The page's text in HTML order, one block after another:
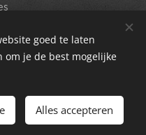
winkelwagen
goed te laten
je de best mogelijke
Alles accepteren